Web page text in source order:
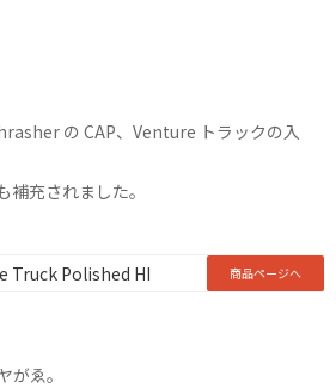
の CAP、Venture トラックの入
充されました。
Truck Polished HI 商品ページへ
がゑ。